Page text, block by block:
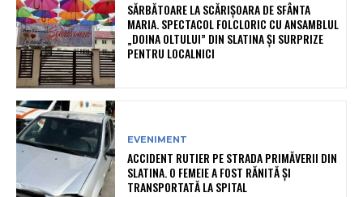
SĂRBĂTOARE LA SCĂRIȘOARA DE SFÂNTA
MARIA. SPECTACOL FOLCLORIC CU ANSAMBLUL
„DOINA OLTULUI” DIN SLATINA ȘI SURPRIZE
PENTRU LOCALNICI
EVENIMENT
ACCIDENT RUTIER PE STRADA PRIMĂVERII DIN
SLATINA. O FEMEIE A FOST RĂNITĂ ȘI
TRANSPORTATĂ LA SPITAL